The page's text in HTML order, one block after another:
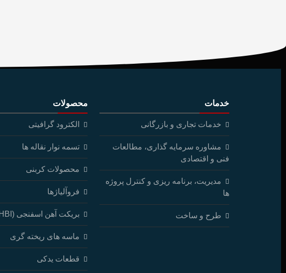
خدمات
خدمات تجاری و بازرگانی
مشاوره سرمایه گذاری، مطالعات
فنی و اقتصادی
مدیریت، برنامه ریزی و کنترل پروژه
ها
طرح و ساخت
محصولات
الکترود گرافیتی
تسمه نوار نقاله ها
محصولات کربنی
فروآلیاژها
بریکت آهن اسفنجی (HBI)
ماسه های ریخته گری
قطعات یدکی